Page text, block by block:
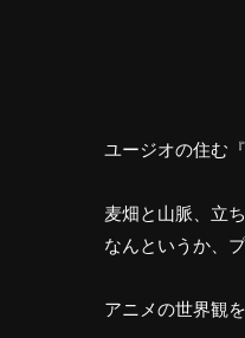
ユージオの住む
麦畑と山脈、立
なんというか、
アニメの世界観